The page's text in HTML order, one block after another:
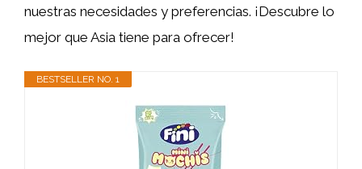
nuestras necesidades y preferencias. ¡Descubre lo
mejor que Asia tiene para ofrecer!
BESTSELLER NO. 1